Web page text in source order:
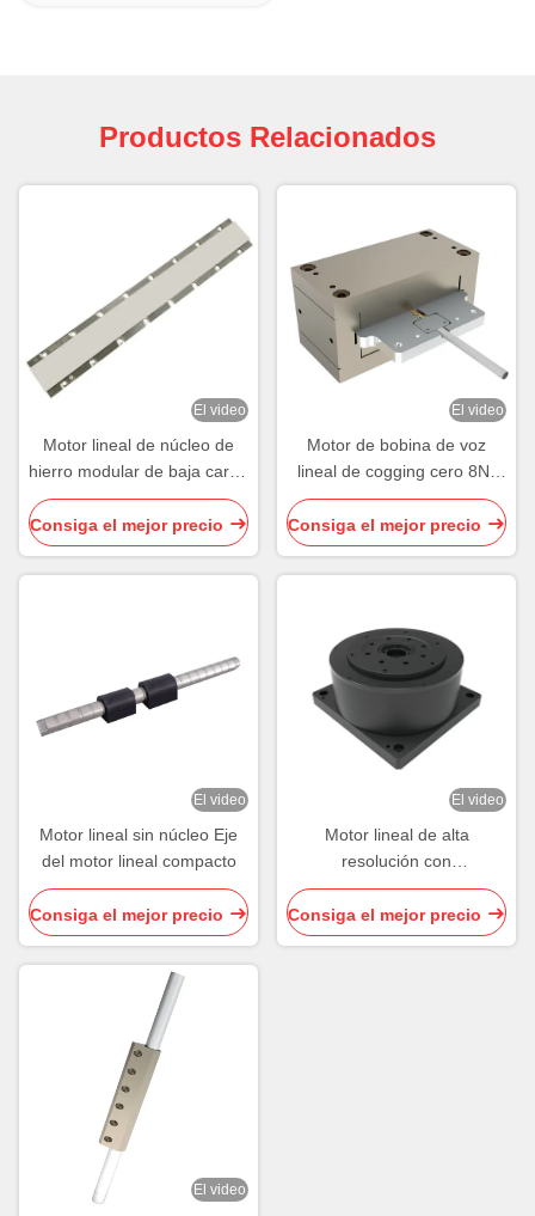
Productos Relacionados
El video
Motor lineal de núcleo de
hierro modular de baja carga
394N-1080N Motor de
núcleo de hierro
Consiga el mejor precio
El video
Motor de bobina de voz
lineal de cogging cero 8N-
900N Asamblea del motor
de bobina de voz
Consiga el mejor precio
El video
Motor lineal sin núcleo Eje
del motor lineal compacto
Consiga el mejor precio
El video
Motor lineal de alta
resolución con
accionamiento directo
11.2Nm-75.6Nm Motor lineal
compacto
Consiga el mejor precio
El video